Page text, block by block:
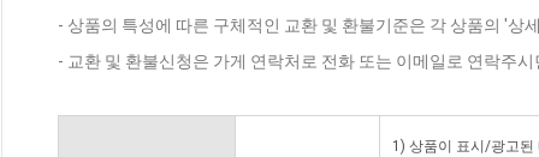
- 상품의 특성에 따른 구체적인 교환 및 환불기준은 각 상품의 '상
- 교환 및 환불신청은 가게 연락처로 전화 또는 이메일로 연락주
1) 상품이 표시/광고된